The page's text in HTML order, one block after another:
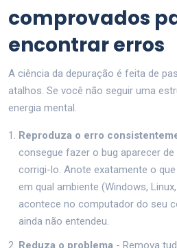
comprovados
encontrar erros
A ciência da depuração é feita de
atalhos. Se você não seguir uma
energia mental.
Reproduza o erro
consegue fazer o bug aparecer
corrigi-lo. Anote exatamente o
em qual ambiente (Windows,
acontece no computador do seu
ainda não entendeu.
Reduza o problema - Remova